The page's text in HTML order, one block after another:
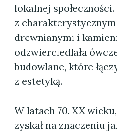
lokalnej
z
drewnianymi i
odzwierciedlała
budowlane, które
z estetyką.
W latach 70. XX wieku,
zyskał na znaczeniu